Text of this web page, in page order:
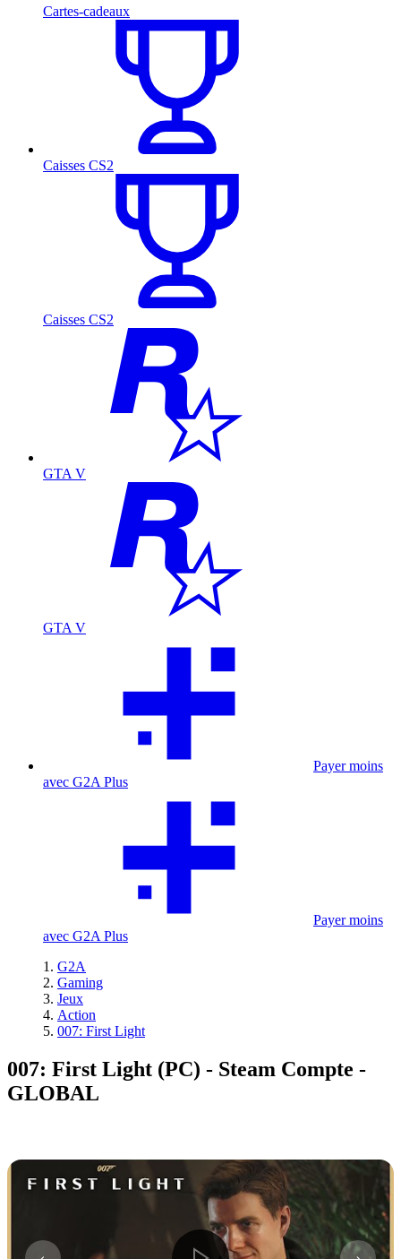
Cartes-cadeaux
Caisses CS2
Caisses CS2
GTA V
GTA V
Payer moins
avec G2A Plus
Payer moins
avec G2A Plus
G2A
Gaming
Jeux
Action
007: First Light
007: First Light (PC) - Steam Compte -
GLOBAL